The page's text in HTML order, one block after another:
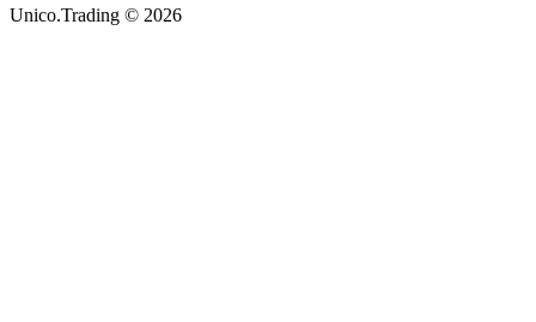
Unico.Trading © 2026